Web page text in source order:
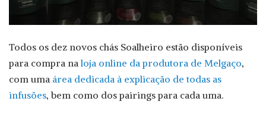
Todos os dez novos chás Soalheiro estão disponíveis
para compra na loja online da produtora de Melgaço,
com uma área dedicada à explicação de todas as
infusões, bem como dos pairings para cada uma.